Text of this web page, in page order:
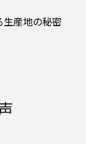
生産地の秘密